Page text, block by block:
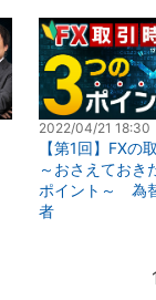
2022/04/21 18:30
【第1回】FXの
～おさえておき
ポイント～ 為
者